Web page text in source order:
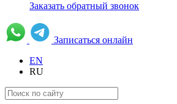
Заказать обратный звонок
Записаться онлайн
EN
RU